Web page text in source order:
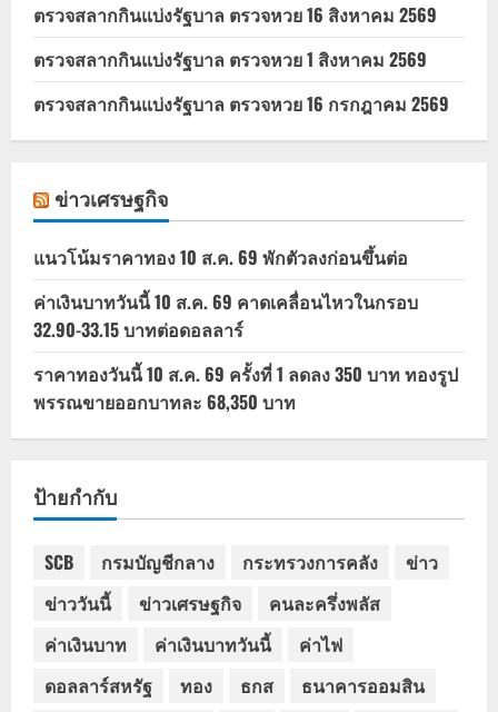
ตรวจสลากกินแบ่งรัฐบาล ตรวจหวย 16 สิงหาคม 2569
ตรวจสลากกินแบ่งรัฐบาล ตรวจหวย 1 สิงหาคม 2569
ตรวจสลากกินแบ่งรัฐบาล ตรวจหวย 16 กรกฎาคม 2569
ข่าวเศรษฐกิจ
แนวโน้มราคาทอง 10 ส.ค. 69 พักตัวลงก่อนขึ้นต่อ
ค่าเงินบาทวันนี้ 10 ส.ค. 69 คาดเคลื่อนไหวในกรอบ
32.90-33.15 บาทต่อดอลลาร์
ราคาทองวันนี้ 10 ส.ค. 69 ครั้งที่ 1 ลดลง 350 บาท ทองรูป
พรรณขายออกบาทละ 68,350 บาท
ป้ายกำกับ
SCB กรมบัญชีกลาง กระทรวงการคลัง
ข่าว
ข่าววันนี้
ข่าวเศรษฐกิจ
คนละครึ่งพลัส
ค่าเงินบาท
ค่าเงินบาทวันนี้
ค่าไฟ
ดอลลาร์สหรัฐ
ทอง ธกส
ธนาคารออมสิน